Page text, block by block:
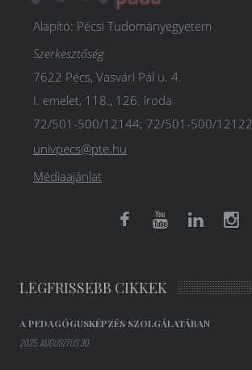
Alapító: Pécsi Tudományegyetem
Szerkesztőség
7622 Pécs, Vasvári Pál u. 4.
I. emelet, 118., 126. iroda
72/501-500/12144; 72/501-500/12122
univpecs@pte.hu
Médiaajánlat
LEGFRISSEBB CIKKEK
A PEDAGÓGUSKÉPZÉS SZOLGÁLATÁBAN
2025. AUGUSZTUS 30.